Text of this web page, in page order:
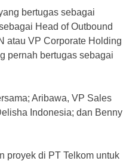
bertugas sebagai
Head of Outbound
atau VP Corporate Holding
pernah bertugas sebagai
Aribawa, VP Sales
Indonesia; dan Benny
proyek di PT Telkom untuk